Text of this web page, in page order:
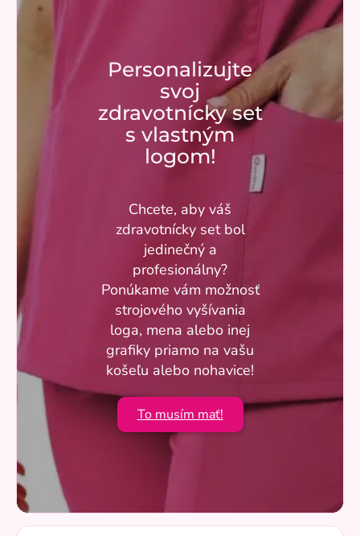
Personalizujte
svoj
zdravotnícky set
s vlastným
logom!
Chcete, aby váš
zdravotnícky set bol
jedinečný a
profesionálny?
Ponúkame vám možnosť
strojového vyšívania
loga, mena alebo inej
grafiky priamo na vašu
košeľu alebo nohavice!
To musím mať!